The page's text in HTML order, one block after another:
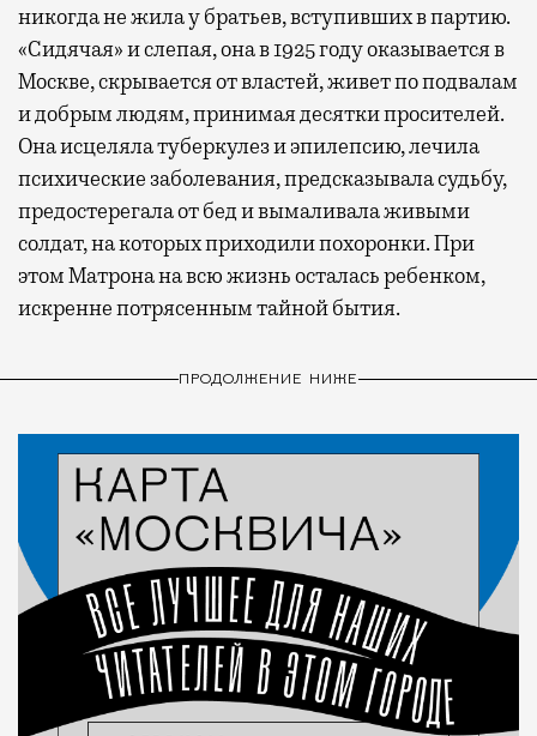
никогда не жила у братьев, вступивших в партию.
«Сидячая» и слепая, она в 1925 году оказывается в
Москве, скрывается от властей, живет по подвалам
и добрым людям, принимая десятки просителей.
Она исцеляла туберкулез и эпилепсию, лечила
психические заболевания, предсказывала судьбу,
предостерегала от бед и вымаливала живыми
солдат, на которых приходили похоронки. При
этом Матрона на всю жизнь осталась ребенком,
искренне потрясенным тайной бытия.
ПРОДОЛЖЕНИЕ НИЖЕ